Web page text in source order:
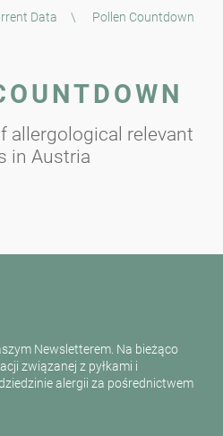
Data \ Pollen Countdown
allergological relevant
in Austria
Newsletterem. Na bieżąco
związanej z pyłkami i
alergii za pośrednictwem